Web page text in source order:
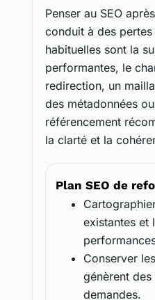
Penser au SEO
conduit à des
habituelles sont la
performantes, le
redirection, un
des métadonnées
référencement
la clarté et la
Plan SEO de
existantes et
Conserver
génèrent
demandes.